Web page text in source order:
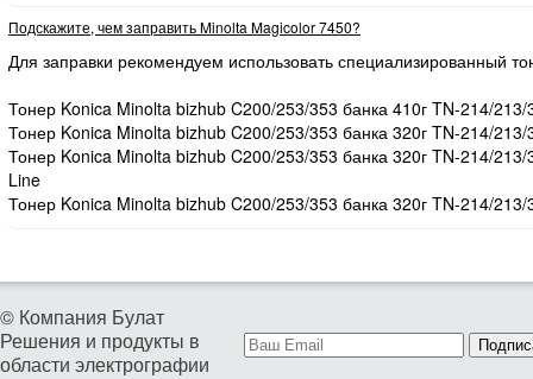
Подскажите, чем заправить Minolta Magicolor 7450?
Для заправки рекомендуем использовать специализированный
Тонер Konica Minolta bizhub C200/253/353 банка 410г TN-214/
Тонер Konica Minolta bizhub C200/253/353 банка 320г TN-214/
Тонер Konica Minolta bizhub C200/253/353 банка 320г TN-214/
Line
Тонер Konica Minolta bizhub C200/253/353 банка 320г TN-214/
© Компания Булат
Решения и продукты в
области электрографии